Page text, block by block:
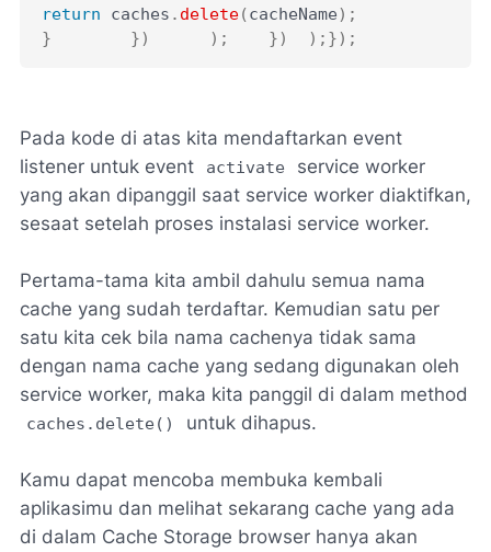
return caches . delete(cacheName) ;
}
}) ) ; }) ) ; }) ;
Pada kode di atas kita mendaftarkan event
listener untuk event
activate
service worker
yang akan dipanggil saat service worker diaktifkan,
sesaat setelah proses instalasi service worker.
Pertama-tama kita ambil dahulu semua nama
cache yang sudah terdaftar. Kemudian satu per
satu kita cek bila nama cachenya tidak sama
dengan nama cache yang sedang digunakan oleh
service worker, maka kita panggil di dalam method
caches.delete() untuk dihapus.
Kamu dapat mencoba membuka kembali
aplikasimu dan melihat sekarang cache yang ada
di dalam Cache Storage browser hanya akan